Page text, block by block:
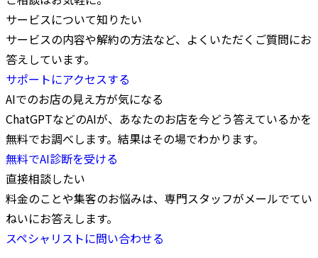
サービスについて知りたい
サービスの内容や解約の方法など、よくいただくご質問にお
答えしています。
サポートにアクセスする
AIでのお店の見え方が気になる
ChatGPTなどのAIが、あなたのお店を今どう答えているかを
無料でお調べします。結果はその場でわかります。
無料でAI診断を受ける
直接相談したい
料金のことや集客のお悩みは、専門スタッフがメールでてい
ねいにお答えします。
スペシャリストに問い合わせる